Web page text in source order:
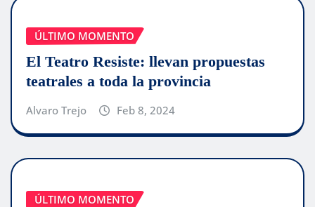
ÚLTIMO MOMENTO
El Teatro Resiste: llevan propuestas
teatrales a toda la provincia
Alvaro Trejo Feb 8, 2024
ÚLTIMO MOMENTO